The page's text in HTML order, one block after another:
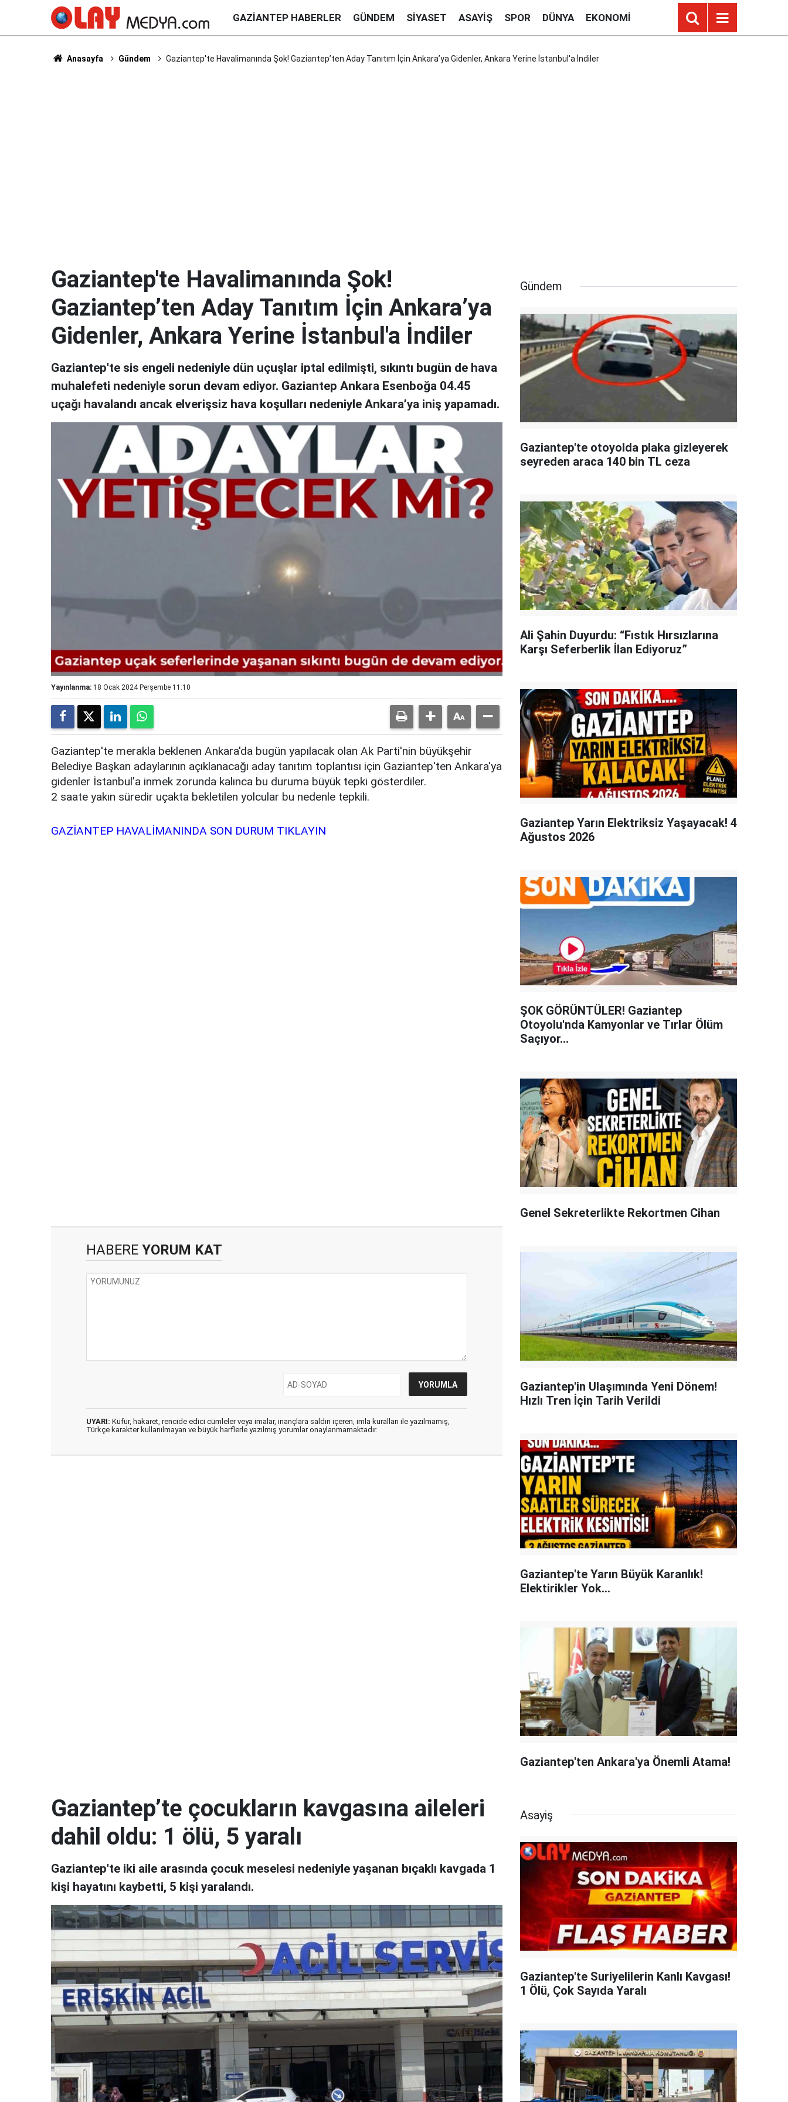
GAZIANTEP HABERLER GÜNDEM SIYASET ASAYIŞ SPOR DÜNYA EKONOMI
Anasayfa Gündem Gaziantep'te Havalimanında Şok! Gaziantep’ten Aday Tanıtım İçin Ankara’ya Gidenler, Ankara Yerine İstanbul'a İndiler
Gaziantep'te Havalimanında Şok!
Gaziantep’ten Aday Tanıtım İçin Ankara’ya
Gidenler, Ankara Yerine İstanbul'a İndiler
Gaziantep'te sis engeli nedeniyle dün uçuşlar iptal edilmişti, sıkıntı bugün de hava
muhalefeti nedeniyle sorun devam ediyor. Gaziantep Ankara Esenboğa 04.45
uçağı havalandı ancak elverişsiz hava koşulları nedeniyle Ankara’ya iniş yapamadı.
Yayınlanma: 18 Ocak 2024 Perşembe 11:10
Gaziantep'te merakla beklenen Ankara'da bugün yapılacak olan Ak Parti'nin büyükşehir
Belediye Başkan adaylarının açıklanacağı aday tanıtım toplantısı için Gaziantep'ten Ankara'ya
gidenler İstanbul’a inmek zorunda kalınca bu duruma büyük tepki gösterdiler.
2 saate yakın süredir uçakta bekletilen yolcular bu nedenle tepkili.
GAZİANTEP HAVALİMANINDA SON DURUM TIKLAYIN
HABERE YORUM KAT
UYARI: Küfür, hakaret, rencide edici cümleler veya imalar, inançlara saldırı içeren, imla kuralları ile yazılmamış,
Türkçe karakter kullanılmayan ve büyük harflerle yazılmış yorumlar onaylanmamaktadır.
Gündem
Gaziantep'te otoyolda plaka gizleyerek
seyreden araca 140 bin TL ceza
Ali Şahin Duyurdu: “Fıstık Hırsızlarına
Karşı Seferberlik İlan Ediyoruz”
Gaziantep Yarın Elektriksiz Yaşayacak! 4
Ağustos 2026
ŞOK GÖRÜNTÜLER! Gaziantep
Otoyolu'nda Kamyonlar ve Tırlar Ölüm
Saçıyor...
Genel Sekreterlikte Rekortmen Cihan
Gaziantep'in Ulaşımında Yeni Dönem!
Hızlı Tren İçin Tarih Verildi
Gaziantep'te Yarın Büyük Karanlık!
Elektirikler Yok...
Gaziantep'ten Ankara'ya Önemli Atama!
Gaziantep’te çocukların kavgasına aileleri
dahil oldu: 1 ölü, 5 yaralı
Gaziantep'te iki aile arasında çocuk meselesi nedeniyle yaşanan bıçaklı kavgada 1
kişi hayatını kaybetti, 5 kişi yaralandı.
Asayiş
Gaziantep'te Suriyelilerin Kanlı Kavgası!
1 Ölü, Çok Sayıda Yaralı